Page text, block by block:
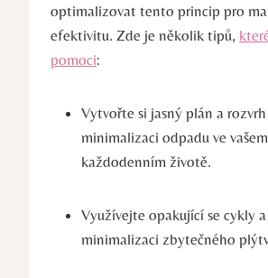
optimalizovat tento princip pro
efektivitu. Zde je několik tipů,​
‌pomoci:
Vytvořte si jasný plán a
minimalizaci⁣ odpadu ve vašem
každodenním životě.
Využívejte opakující se cykly
minimalizaci zbytečného